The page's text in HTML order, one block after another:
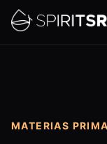
MATERIAS